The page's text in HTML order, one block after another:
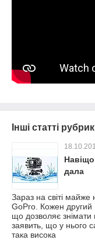
Інші статті
дала
Зараз на світі
GoPro. Кожен другий
що дозволяє знімати
заявить, що у нього
така висока